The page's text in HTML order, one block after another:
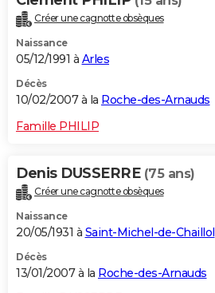
Créer une cagnotte obsèques
Naissance
05/12/1991 à Arles
Décès
10/02/2007 à la Roche-des-Arnauds
Famille PHILIP
Denis DUSSERRE (75 ans)
Créer une cagnotte obsèques
Naissance
20/05/1931 à Saint-Michel-de-Chaillol
Décès
13/01/2007 à la Roche-des-Arnauds